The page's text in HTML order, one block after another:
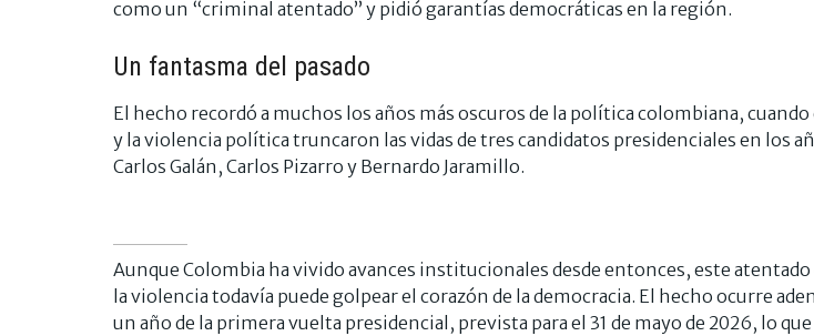
como un “criminal atentado” y pidió garantías democráticas en la región.
Un fantasma del pasado
El hecho recordó a muchos los años más oscuros de la política colombiana,
y la violencia política truncaron las vidas de tres candidatos presidenciales en los
Carlos Galán, Carlos Pizarro y Bernardo Jaramillo.
Aunque Colombia ha vivido avances institucionales desde entonces, este
la violencia todavía puede golpear el corazón de la democracia. El hecho ocurre
un año de la primera vuelta presidencial, prevista para el 31 de mayo de 2026, lo